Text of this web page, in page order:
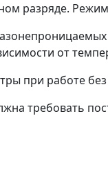
разряде.
от
при работе
требовать